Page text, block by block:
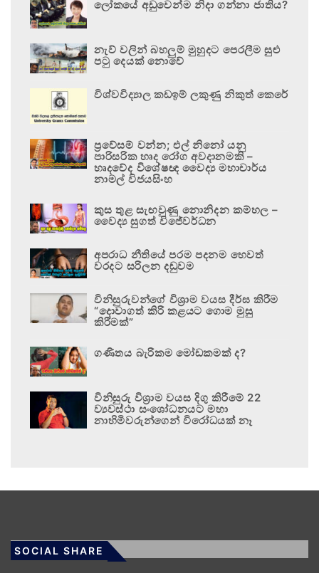
ලෝකයේ අඩුවෙන්ම නිදා ගන්නා ජාතිය?
නැව් වලින් බහලුම් මුහුදට පෙරලීම සුළු
පටු දෙයක් නොවේ
විශ්වවිද්‍යාල කඩඉම් ලකුණු නිකුත් කෙරේ
ප්‍රවේසම් වන්න; එල් නිනෝ යනු
පාරිසරික හෘද රෝග අවදානමකි –
හෘදවේද විශේෂඥ වෛද්‍ය මහාචාර්ය
නාමල් විජයසිංහ
කුස තුළ සැඟවුණු නොනිදන කම්හල –
වෛද්‍ය සුගත් විජේවර්ධන
අපරාධ නීතියේ පරම පදනම හෙවත්
වරදට සරිලන දඬුවම
විනිසුරුවන්ගේ විශ්‍රාම වයස දීර්ඝ කිරීම
“දොවාගත් කිරි කළයට ගොම මුසු
කිරීමක්”
ගණිතය බැරිකම මෝඩකමක් ද?
විනිසුරු විශ්‍රාම වයස දිගු කිරීමේ 22
ව්‍යවස්ථා සංශෝධනයට මහා
නාහිමිවරුන්ගෙන් විරෝධයක් නෑ
SOCIAL SHARE